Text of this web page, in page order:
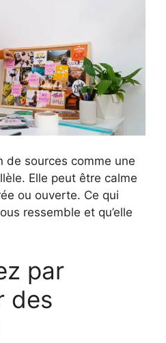
de sources comme une
Elle peut être calme
ou ouverte. Ce qui
ressemble et qu’elle
par
des